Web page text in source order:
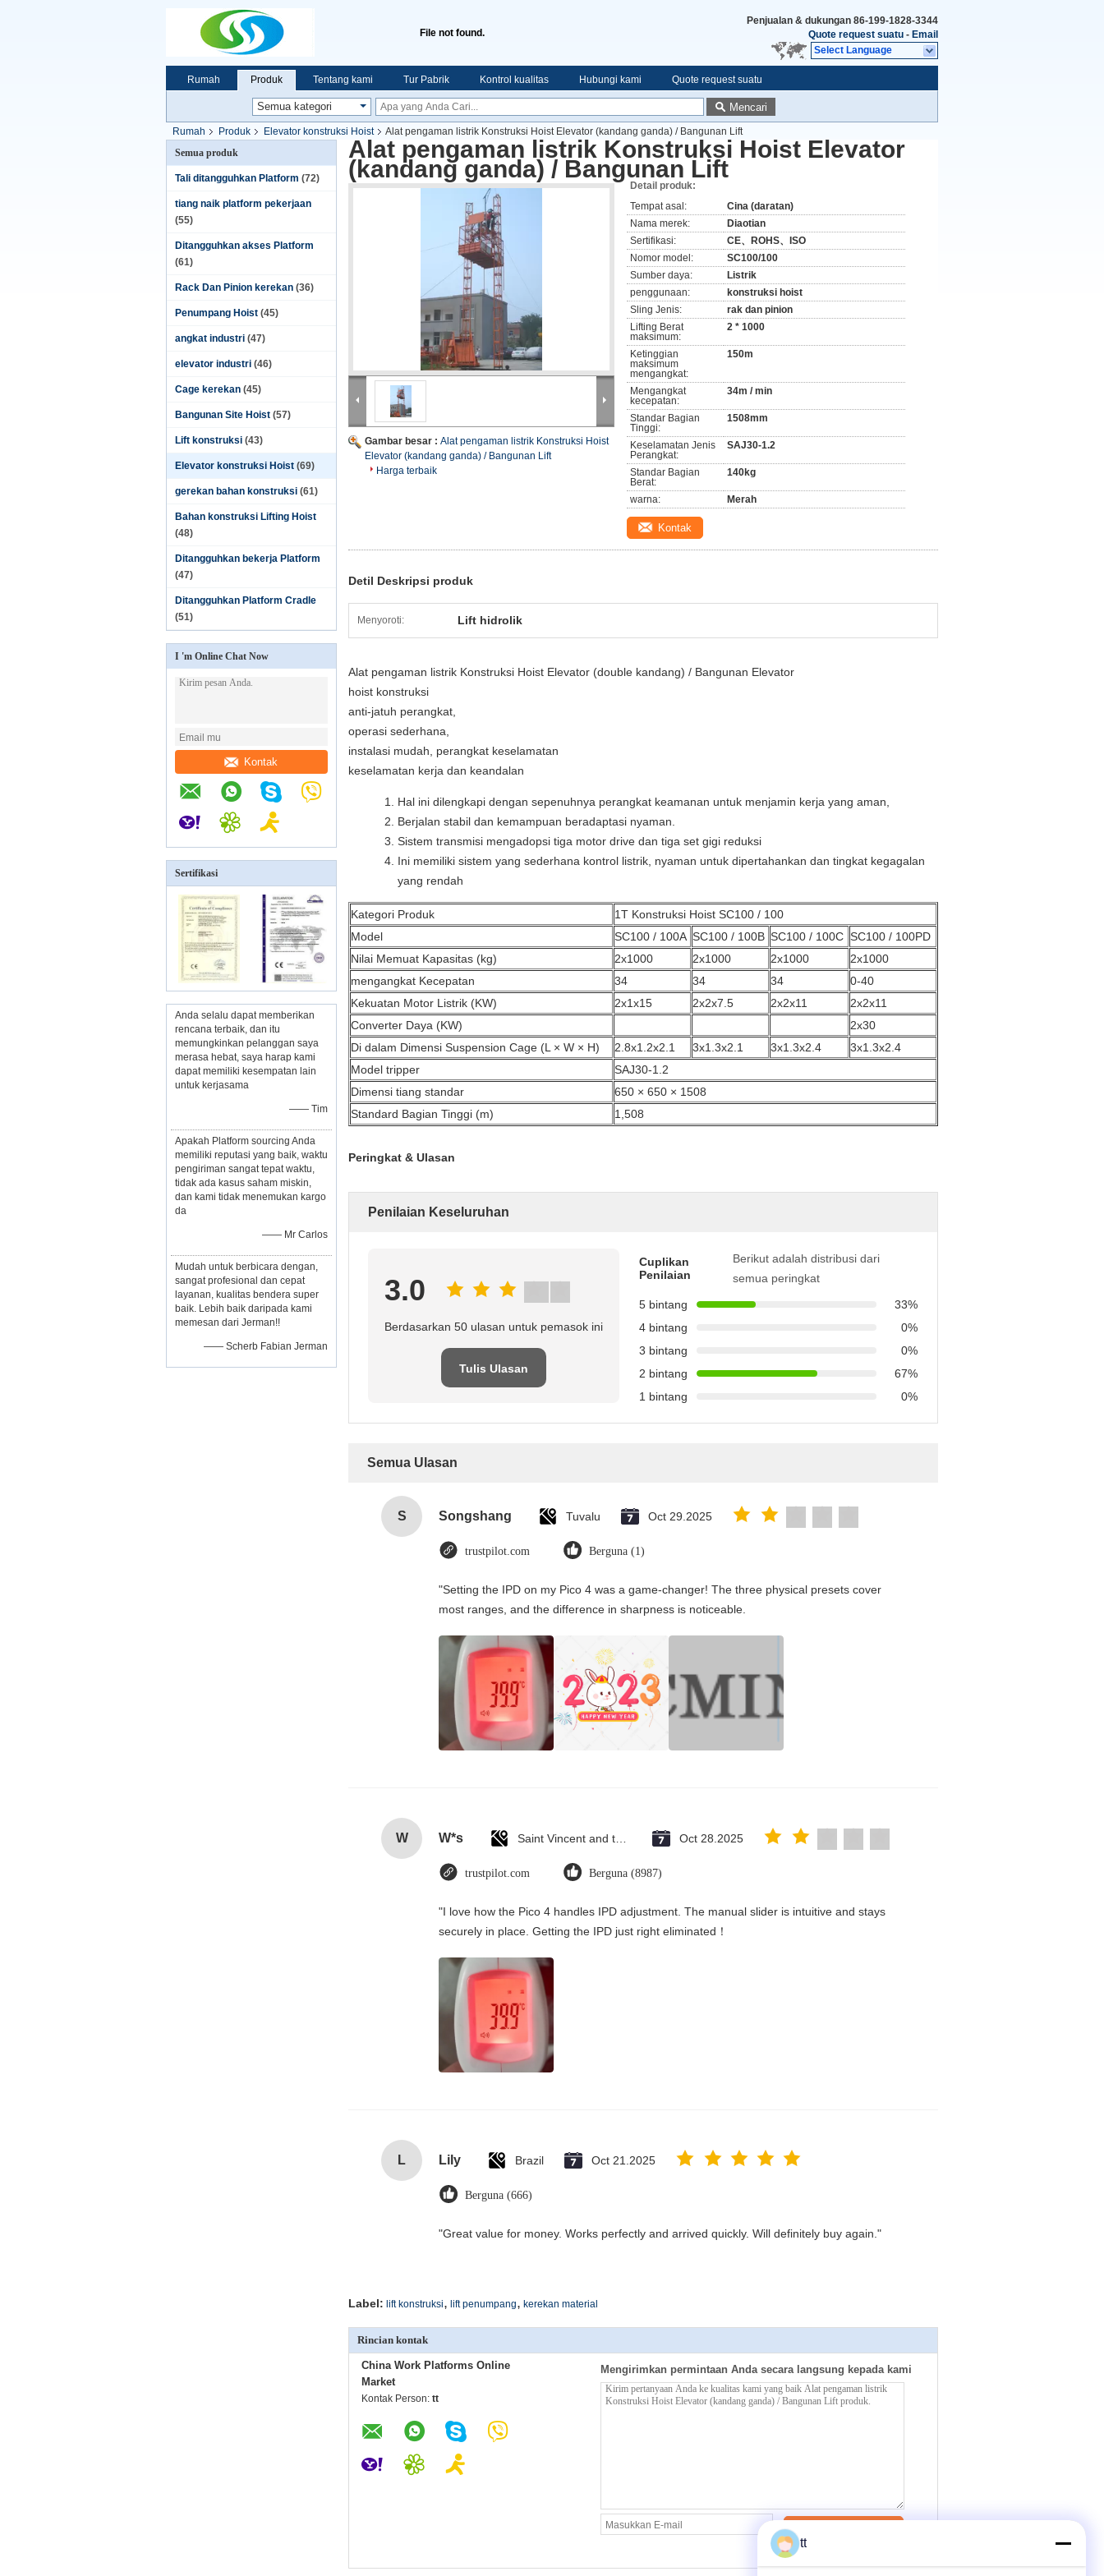
File not found.
Penjualan & dukungan 86-199-1828-3344
Quote request suatu - Email
Select Language
Rumah Produk Tentang kami Tur Pabrik Kontrol kualitas Hubungi kami Quote request suatu
Mencari
Rumah Produk Elevator konstruksi Hoist
Alat pengaman listrik Konstruksi Hoist Elevator (kandang ganda) / Bangunan Lift
Semua produk
Tali ditangguhkan Platform (72)
tiang naik platform pekerjaan
(55)
Ditangguhkan akses Platform
(61)
Rack Dan Pinion kerekan (36)
Penumpang Hoist (45)
angkat industri (47)
elevator industri (46)
Cage kerekan (45)
Bangunan Site Hoist (57)
Lift konstruksi (43)
Elevator konstruksi Hoist (69)
gerekan bahan konstruksi (61)
Bahan konstruksi Lifting Hoist
(48)
Ditangguhkan bekerja Platform
(47)
Ditangguhkan Platform Cradle
(51)
I 'm Online Chat Now
Kontak
Sertifikasi
Anda selalu dapat memberikan
rencana terbaik, dan itu
memungkinkan pelanggan saya
merasa hebat, saya harap kami
dapat memiliki kesempatan lain
untuk kerjasama
—— Tim
Apakah Platform sourcing Anda
memiliki reputasi yang baik, waktu
pengiriman sangat tepat waktu,
tidak ada kasus saham miskin,
dan kami tidak menemukan kargo
da
—— Mr Carlos
Mudah untuk berbicara dengan,
sangat profesional dan cepat
layanan, kualitas bendera super
baik. Lebih baik daripada kami
memesan dari Jerman!!
—— Scherb Fabian Jerman
Alat pengaman listrik Konstruksi Hoist Elevator
(kandang ganda) / Bangunan Lift
Gambar besar : Alat pengaman listrik Konstruksi Hoist
Elevator (kandang ganda) / Bangunan Lift
Harga terbaik
Detail produk:
Tempat asal:
Cina (daratan)
Nama merek:
Diaotian
Sertifikasi:
CE、ROHS、ISO
Nomor model:
SC100/100
Sumber daya:
Listrik
penggunaan:
konstruksi hoist
Sling Jenis:
rak dan pinion
Lifting Berat
maksimum:
2 * 1000
Ketinggian
maksimum
mengangkat:
150m
Mengangkat
kecepatan:
34m / min
Standar Bagian
Tinggi:
1508mm
Keselamatan Jenis
Perangkat:
SAJ30-1.2
Standar Bagian
Berat:
140kg
warna: Merah
Kontak
Detil Deskripsi produk
Menyoroti: Lift hidrolik
Alat pengaman listrik Konstruksi Hoist Elevator (double kandang) / Bangunan Elevator
hoist konstruksi
anti-jatuh perangkat,
operasi sederhana,
instalasi mudah, perangkat keselamatan
keselamatan kerja dan keandalan
Hal ini dilengkapi dengan sepenuhnya perangkat keamanan untuk menjamin kerja yang aman,
Berjalan stabil dan kemampuan beradaptasi nyaman.
Sistem transmisi mengadopsi tiga motor drive dan tiga set gigi reduksi
Ini memiliki sistem yang sederhana kontrol listrik, nyaman untuk dipertahankan dan tingkat kegagalan
yang rendah
Kategori Produk
1T Konstruksi Hoist SC100 / 100
Model
SC100 / 100A SC100 / 100B SC100 / 100C SC100 / 100PD
Nilai Memuat Kapasitas (kg)
2x1000 2x1000 2x1000
2x1000
mengangkat Kecepatan
34 34 34
0-40
Kekuatan Motor Listrik (KW)
2x1x15 2x2x7.5 2x2x11
2x2x11
Converter Daya (KW)
2x30
Di dalam Dimensi Suspension Cage (L × W × H)
2.8x1.2x2.1 3x1.3x2.1 3x1.3x2.4
3x1.3x2.4
Model tripper
SAJ30-1.2
Dimensi tiang standar
650 × 650 × 1508
Standard Bagian Tinggi (m)
1,508
Peringkat & Ulasan
Penilaian Keseluruhan
3.0
Berdasarkan 50 ulasan untuk pemasok ini
Tulis Ulasan
Cuplikan
Penilaian
Berikut adalah distribusi dari
semua peringkat
5 bintang
33%
4 bintang
0%
3 bintang
0%
2 bintang
67%
1 bintang
0%
Semua Ulasan
S Songshang Tuvalu Oct 29.2025
trustpilot.com Berguna (1)
"Setting the IPD on my Pico 4 was a game-changer! The three physical presets cover
most ranges, and the difference in sharpness is noticeable.
W W*s Oct 28.2025
trustpilot.com Berguna (8987)
"I love how the Pico 4 handles IPD adjustment. The manual slider is intuitive and stays
securely in place. Getting the IPD just right eliminated！
L Lily Brazil Oct 21.2025
Berguna (666)
"Great value for money. Works perfectly and arrived quickly. Will definitely buy again."
Label: lift konstruksi, lift penumpang, kerekan material
Rincian kontak
China Work Platforms Online
Market
Kontak Person: tt
Mengirimkan permintaan Anda secara langsung kepada kami
tt